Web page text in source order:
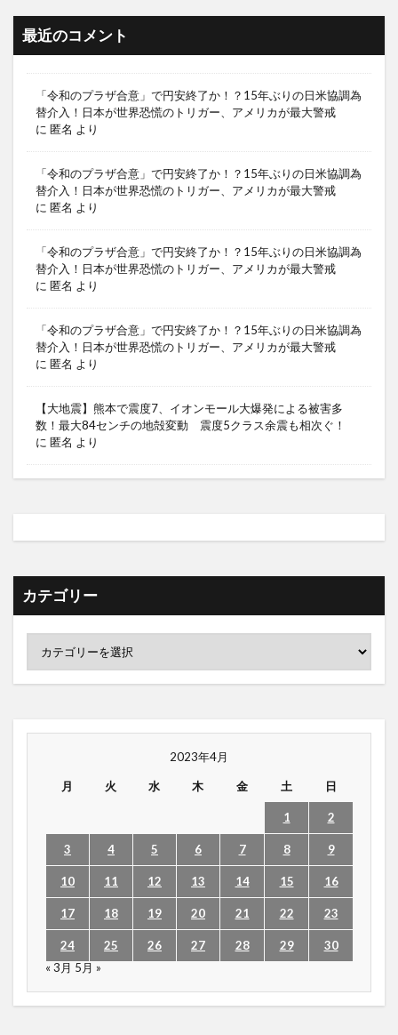
最近のコメント
「令和のプラザ合意」で円安終了か！？15年ぶりの日米協調為
替介入！日本が世界恐慌のトリガー、アメリカが最大警戒
に 匿名 より
「令和のプラザ合意」で円安終了か！？15年ぶりの日米協調為
替介入！日本が世界恐慌のトリガー、アメリカが最大警戒
に 匿名 より
「令和のプラザ合意」で円安終了か！？15年ぶりの日米協調為
替介入！日本が世界恐慌のトリガー、アメリカが最大警戒
に 匿名 より
「令和のプラザ合意」で円安終了か！？15年ぶりの日米協調為
替介入！日本が世界恐慌のトリガー、アメリカが最大警戒
に 匿名 より
【大地震】熊本で震度7、イオンモール大爆発による被害多
数！最大84センチの地殻変動 震度5クラス余震も相次ぐ！
に 匿名 より
カテゴリー
2023年4月
月 火 水 木 金 土 日
1 2
3 4 5 6 7 8 9
10 11 12 13 14 15 16
17 18 19 20 21 22 23
24 25 26 27 28 29
30
« 3月 5月 »